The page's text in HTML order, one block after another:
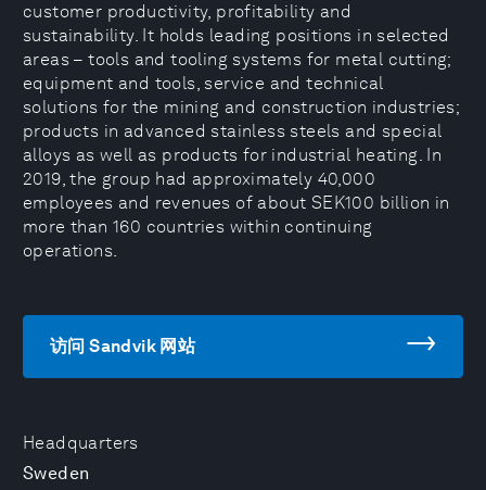
Headquarters
Sweden
customer productivity, profitability and
sustainability. It holds leading positions in selected
areas – tools and tooling systems for metal cutting;
equipment and tools, service and technical
solutions for the mining and construction industries;
products in advanced stainless steels and special
alloys as well as products for industrial heating. In
2019, the group had approximately 40,000
employees and revenues of about SEK100 billion in
more than 160 countries within continuing
operations.
访问 Sandvik 网站